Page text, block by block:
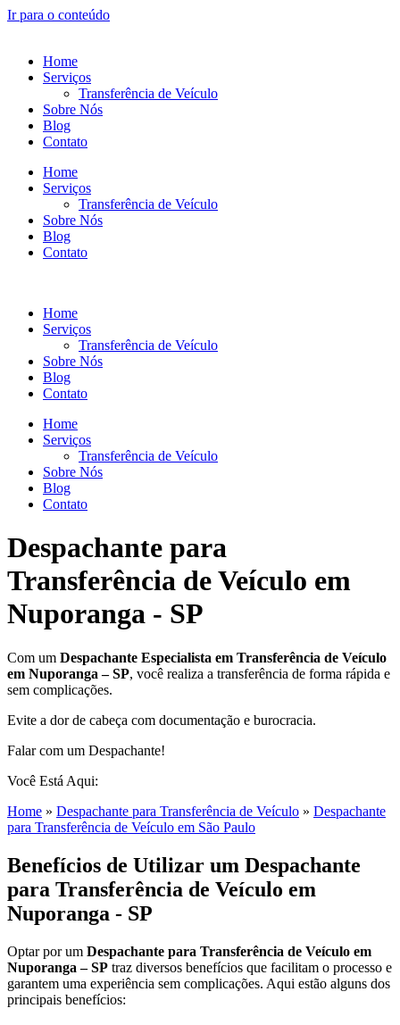
Ir para o conteúdo
Home
Serviços
Transferência de Veículo
Sobre Nós
Blog
Contato
Home
Serviços
Transferência de Veículo
Sobre Nós
Blog
Contato
Home
Serviços
Transferência de Veículo
Sobre Nós
Blog
Contato
Home
Serviços
Transferência de Veículo
Sobre Nós
Blog
Contato
Despachante para
Transferência de Veículo em
Nuporanga - SP
Com um Despachante Especialista em Transferência de Veículo
em Nuporanga – SP, você realiza a transferência de forma rápida e
sem complicações.
Evite a dor de cabeça com documentação e burocracia.
Falar com um Despachante!
Você Está Aqui:
Home » Despachante para Transferência de Veículo » Despachante
para Transferência de Veículo em São Paulo
Benefícios de Utilizar um Despachante
para Transferência de Veículo em
Nuporanga - SP
Optar por um Despachante para Transferência de Veículo em
Nuporanga – SP traz diversos benefícios que facilitam o processo e
garantem uma experiência sem complicações. Aqui estão alguns dos
principais benefícios: